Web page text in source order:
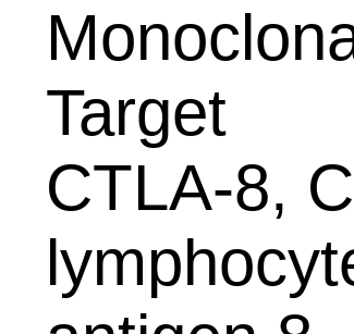
Target
CTLA-8,